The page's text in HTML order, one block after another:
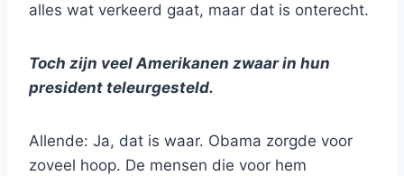
alles wat verkeerd gaat, maar dat is onterecht.
Toch zijn veel Amerikanen zwaar in hun
president teleurgesteld.
Allende: Ja, dat is waar. Obama zorgde voor
zoveel hoop. De mensen die voor hem